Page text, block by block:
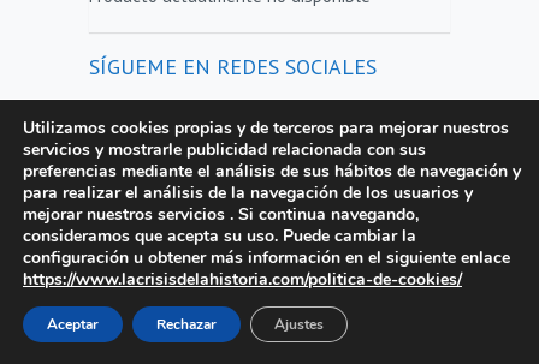
SÍGUEME EN REDES SOCIALES
La Crisis de la Historia en Facebook
La Crisis de la Historia en Twitter
La Crisis de la Historia en Instagram
ENTRADAS RECIENTES
Utilizamos cookies propias y de terceros para mejorar nuestros
servicios y mostrarle publicidad relacionada con sus
preferencias mediante el análisis de sus hábitos de navegación y
para realizar el análisis de la navegación de los usuarios y
mejorar nuestros servicios . Si continua navegando,
consideramos que acepta su uso. Puede cambiar la
configuración u obtener más información en el siguiente enlace
https://www.lacrisisdelahistoria.com/politica-de-cookies/
Aceptar Rechazar Ajustes